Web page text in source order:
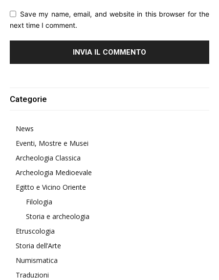
Save my name, email, and website in this browser for the
next time I comment.
Categorie
News
Eventi, Mostre e Musei
Archeologia Classica
Archeologia Medioevale
Egitto e Vicino Oriente
Filologia
Storia e archeologia
Etruscologia
Storia dell’Arte
Numismatica
Traduzioni